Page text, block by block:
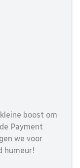
boost om
Payment
we voor
humeur!